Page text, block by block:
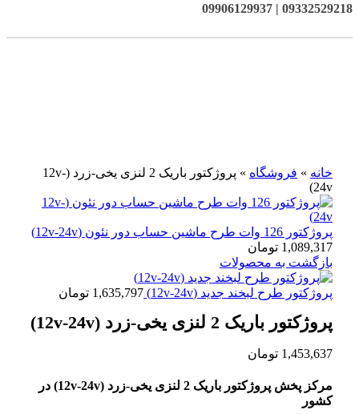
09332529218 | 09906129937
خانه » فروشگاه »
پروژکتور باریک 2 لنزی یخی-زرد (12v-
24v)
پروژکتور 126 وات طرح ماشین حساب دور نئون (12v-24v)
1,089,317 تومان
بازگشت به محصولات
پروژکتور طرح لبخند جدید (12v-24v) 1,635,797 تومان
پروژکتور باریک 2 لنزی یخی-زرد (12v-24v)
1,453,637 تومان
مرکز پخش پروژکتور باریک 2 لنزی یخی-زرد (12v-24v) در
کشور